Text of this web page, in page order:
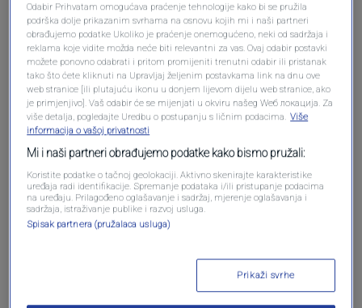
Oglas
Oglas
Odabir Prihvatam omogućava praćenje tehnologije kako bi se pružila
podrška dolje prikazanim svrhama na osnovu kojih mi i naši partneri
obrađujemo podatke Ukoliko je praćenje onemogućeno, neki od sadržaja i
reklama koje vidite možda neće biti relevantni za vas. Ovaj odabir postavki
možete ponovno odabrati i pritom promijeniti trenutni odabir ili pristanak
tako što ćete kliknuti na Upravljaj željenim postavkama link na dnu ove
web stranice [ili plutajuću ikonu u donjem lijevom dijelu web stranice, ako
je primjenjivo]. Vaš odabir će se mijenjati u okviru našeg Wеб локација. Za
više detalja, pogledajte Uredbu o postupanju s ličnim podacima. Više
informacija o vašoj privatnosti
Mi i naši partneri obrađujemo podatke kako bismo pružali:
Koristite podatke o tačnoj geolokaciji. Aktivno skenirajte karakteristike
uređaja radi identifikacije. Spremanje podataka i/ili pristupanje podacima
na uređaju. Prilagođeno oglašavanje i sadržaj, mjerenje oglašavanja i
sadržaja, istraživanje publike i razvoj usluga.
Spisak partnera (pružalaca usluga)
Prikaži svrhe